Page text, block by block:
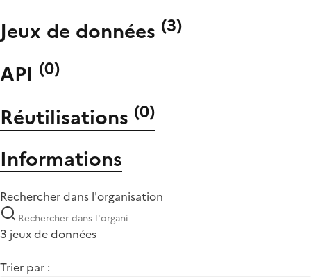
Jeux de données (3)
API (0)
Réutilisations (0)
Informations
Rechercher dans l'organisation
3 jeux de données
Trier par :